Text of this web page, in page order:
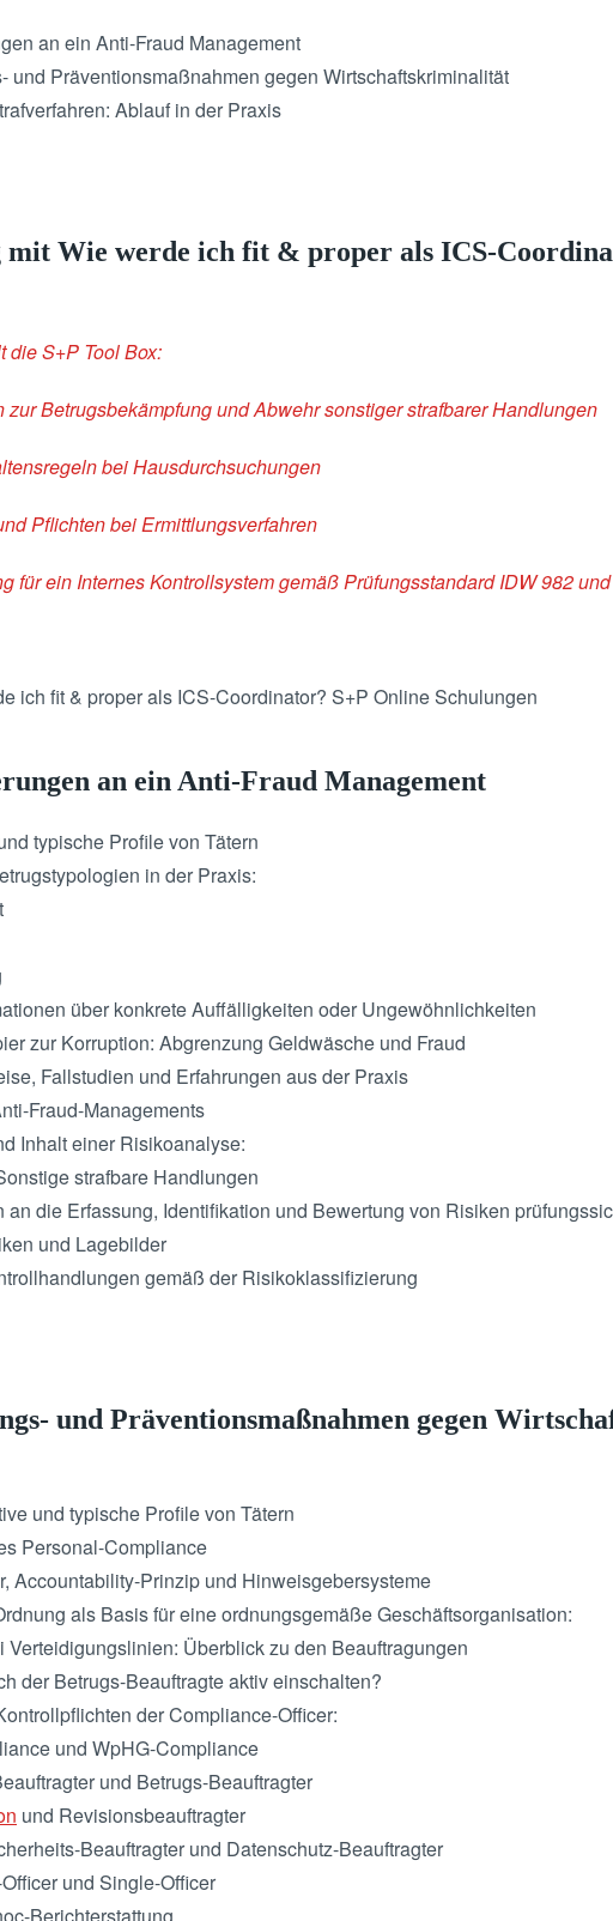
an ein Anti-Fraud Management
und Präventionsmaßnahmen gegen Wirtschaftskriminalität
Ablauf in der Praxis
mit Wie werde ich fit & proper als ICS-
die S+P Tool Box:
zur Betrugsbekämpfung und Abwehr sonstiger strafbarer Handlungen
bei Hausdurchsuchungen
Pflichten bei Ermittlungsverfahren
für ein Internes Kontrollsystem gemäß Prüfungsstandard IDW 982
ich fit & proper als ICS-Coordinator? S+P Online Schulungen
an ein Anti-Fraud Management
typische Profile von Tätern
in der Praxis:
über konkrete Auffälligkeiten oder Ungewöhnlichkeiten
zur Korruption: Abgrenzung Geldwäsche und Fraud
Fallstudien und Erfahrungen aus der Praxis
Fraud-Managements
Inhalt einer Risikoanalyse:
strafbare Handlungen
an die Erfassung, Identifikation und Bewertung von Risiken
und Lagebilder
gemäß der Risikoklassifizierung
und Präventionsmaßnahmen gegen
und typische Profile von Tätern
Personal-Compliance
Accountability-Prinzip und Hinweisgebersysteme
als Basis für eine ordnungsgemäße Geschäftsorganisation:
Verteidigungslinien: Überblick zu den Beauftragungen
der Betrugs-Beauftragte aktiv einschalten?
der Compliance-Officer:
und WpHG-Compliance
und Betrugs-Beauftragter
und Revisionsbeauftragter
Beauftragter und Datenschutz-Beauftragter
und Single-Officer